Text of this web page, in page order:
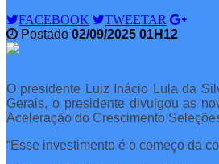
FACEBOOK
TWEETAR
Postado 02/09/2025 01H12
O presidente Luiz Inácio Lula da
Gerais, o presidente divulgou as
Aceleração do Crescimento
“Esse investimento é o começo da